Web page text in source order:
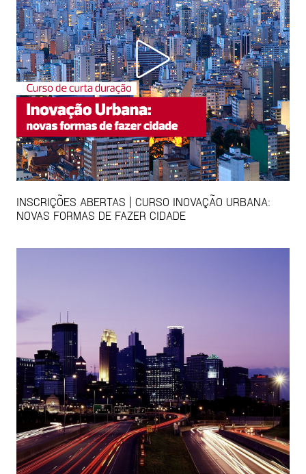
INSCRIÇÕES ABERTAS | CURSO INOVAÇÃO URBANA:
NOVAS FORMAS DE FAZER CIDADE